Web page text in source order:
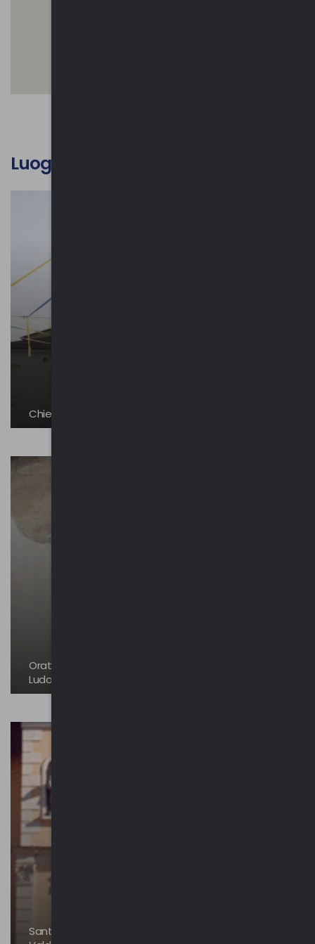
Luoghi d'interesse culturale
Chiesa di Sant’Alessandro Martire
Oratorio Visconteo dei Santi Giovanni Battista e
Ludovico da Tolosa
Santuario della Purificazione della Beata Vergine |